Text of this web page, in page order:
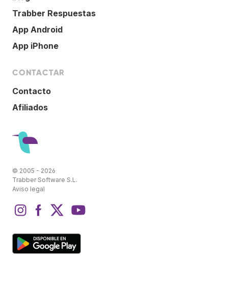
Trabber Respuestas
App Android
App iPhone
CONTACTAR
Contacto
Afiliados
© 2005 - 2026
Trabber Software S.L.
Aviso legal